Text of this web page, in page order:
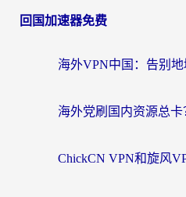
回国加速器免费